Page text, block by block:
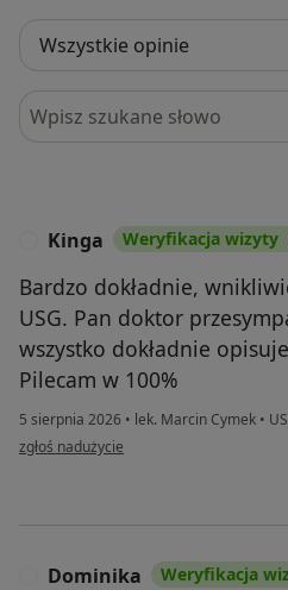
Szukaj w opiniach
Kinga Weryfikacja wizyty
Bardzo dokładnie,
USG. Pan doktor
wszystko dokładnie
Pilecam w 100%
5 sierpnia 2026 • lek. Marcin Cymek •
w opinii użytkownika Kinga
zgłoś nadużycie
Dominika Weryfikacja